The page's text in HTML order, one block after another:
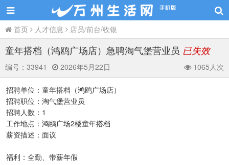
首页 人才信息 店员/前台/收银
童年搭档（鸿鸥广场店）急聘淘气堡营业员 已失效
编号： 33941 2026年5月22日 1065人次
招聘单位：童年搭档（鸿鸥广场店）
招聘职位：淘气堡营业员
招聘人数：1
工作地点：鸿鸥广场2楼童年搭档
薪资描述：面议
福利：全勤、带薪年假